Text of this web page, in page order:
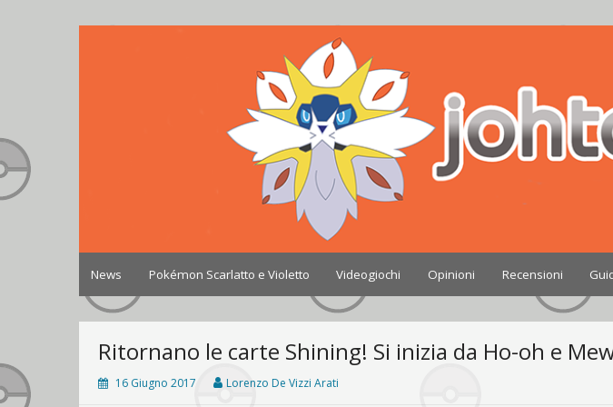
Le novità più frizzanti dall'universo Pokémon e Nintendo
News Pokémon Scarlatto e Violetto Videogiochi Opinioni Recensioni
Ritornano le carte Shining! Si inizia da Ho-oh e
16 Giugno 2017 Lorenzo De Vizzi Arati